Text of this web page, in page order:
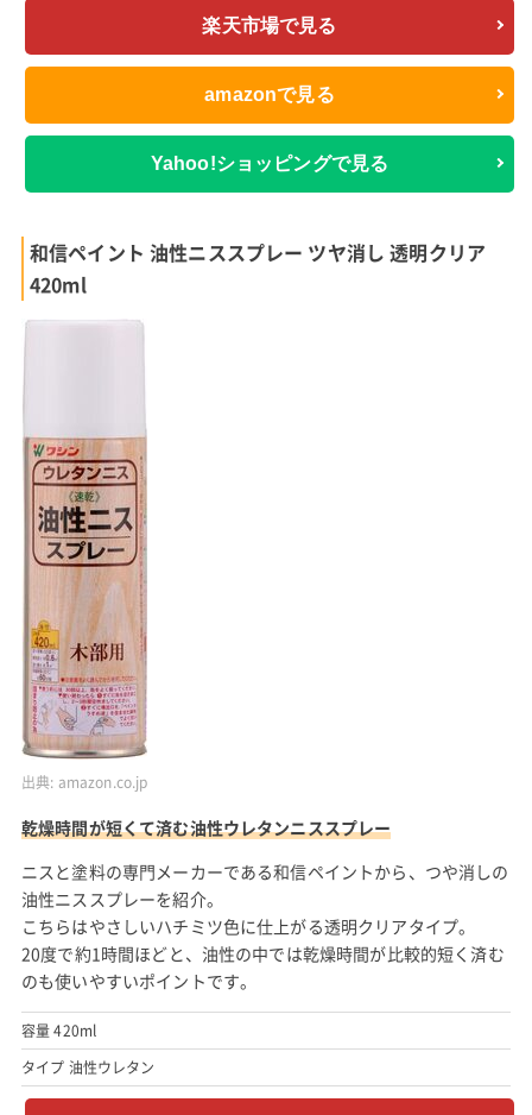
楽天市場で見る
amazonで見る
Yahoo!ショッピングで見る
和信ペイント 油性ニススプレー ツヤ消し 透明クリア
420ml
出典: amazon.co.jp
乾燥時間が短くて済む油性ウレタンニススプレー
ニスと塗料の専門メーカーである和信ペイントから、つや消しの
油性ニススプレーを紹介。
こちらはやさしいハチミツ色に仕上がる透明クリアタイプ。
20度で約1時間ほどと、油性の中では乾燥時間が比較的短く済む
のも使いやすいポイントです。
容量 420ml
タイプ 油性ウレタン